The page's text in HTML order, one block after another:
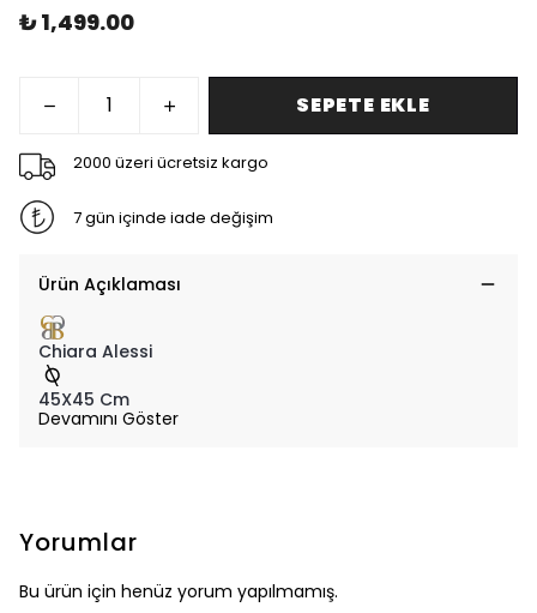
₺ 1,499.00
SEPETE EKLE
2000 üzeri ücretsiz kargo
7 gün içinde iade değişim
Ürün Açıklaması
Chiara Alessi
45X45 Cm
Devamını Göster
Yorumlar
Bu ürün için henüz yorum yapılmamış.